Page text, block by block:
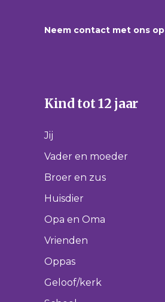
Neem contact met ons op
Kind tot 12 jaar
Jij
Vader en moeder
Broer en zus
Huisdier
Opa en Oma
Vrienden
Oppas
Geloof/kerk